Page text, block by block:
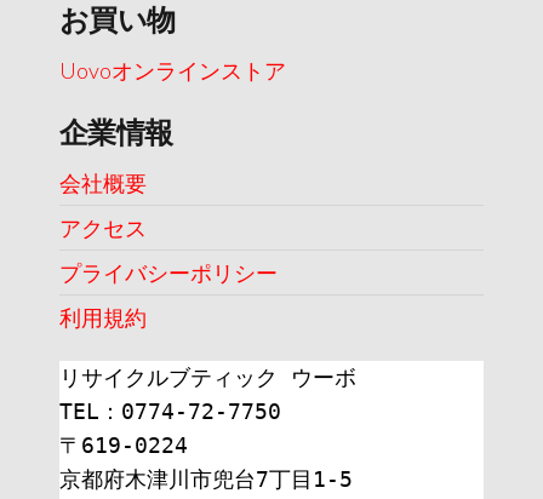
お買い物
Uovoオンラインストア
企業情報
会社概要
アクセス
プライバシーポリシー
利用規約
リサイクルブティック ウーボ
TEL：0774-72-7750
〒619-0224
京都府木津川市兜台7丁目1-5